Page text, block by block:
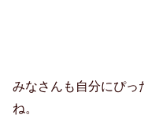
みなさんも自分にぴっ
ね。